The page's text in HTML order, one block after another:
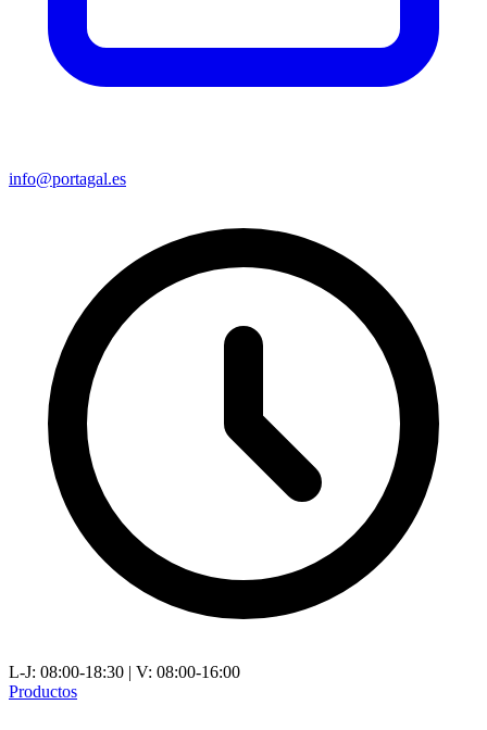
info@portagal.es
L-J: 08:00-18:30 | V: 08:00-16:00
Productos